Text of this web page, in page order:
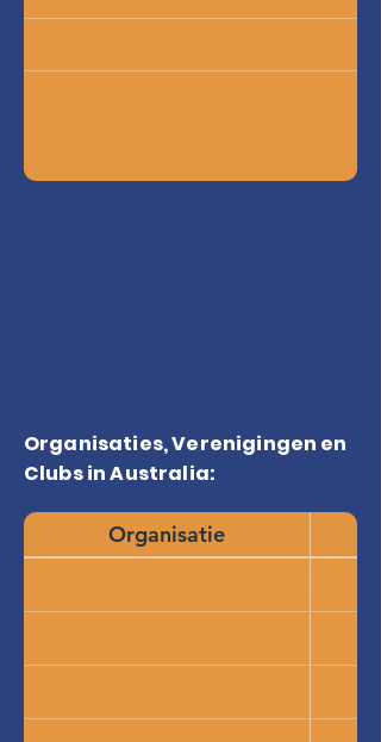
Organisaties, Verenigingen en
Clubs in Australia:
Organisatie